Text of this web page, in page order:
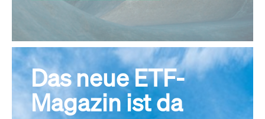
Alle Events
Das neue ETF-
Magazin ist da